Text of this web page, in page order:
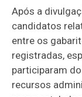
Após a
candidatos
entre os
registradas,
participaram
recursos